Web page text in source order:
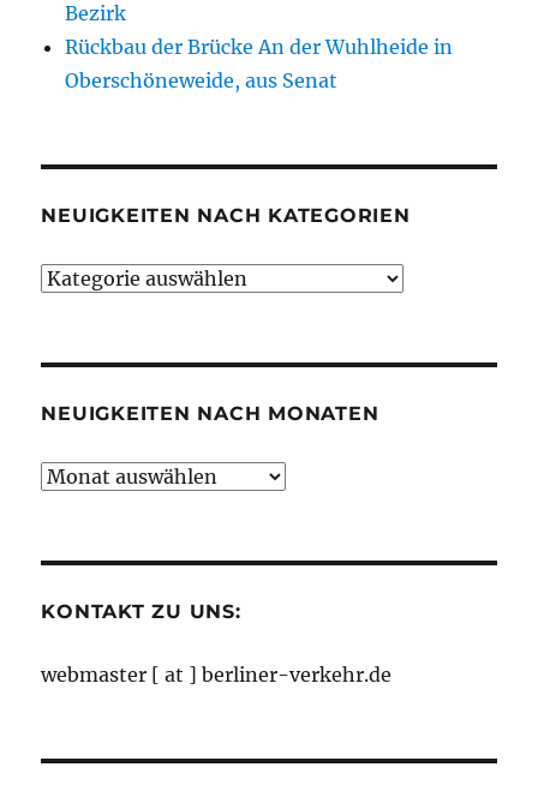
Bezirk
Rückbau der Brücke An der Wuhlheide in
Oberschöneweide, aus Senat
NEUIGKEITEN NACH KATEGORIEN
Neuigkeiten
NEUIGKEITEN NACH MONATEN
Neuigkeiten
KONTAKT ZU UNS:
webmaster [ at ] berliner-verkehr.de